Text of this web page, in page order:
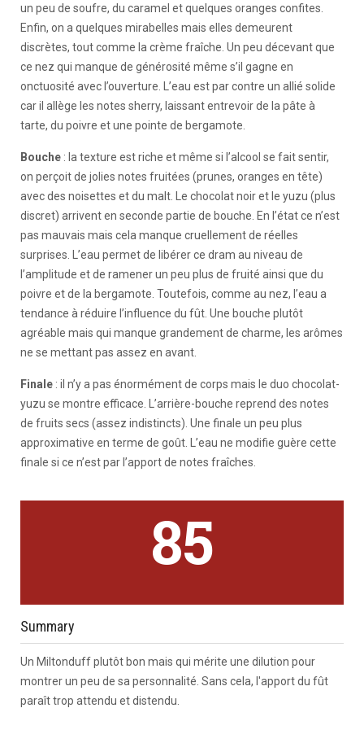
un peu de soufre, du caramel et quelques oranges confites.
Enfin, on a quelques mirabelles mais elles demeurent
discrètes, tout comme la crème fraîche. Un peu décevant que
ce nez qui manque de générosité même s’il gagne en
onctuosité avec l’ouverture. L’eau est par contre un allié solide
car il allège les notes sherry, laissant entrevoir de la pâte à
tarte, du poivre et une pointe de bergamote.
Bouche : la texture est riche et même si l’alcool se fait sentir,
on perçoit de jolies notes fruitées (prunes, oranges en tête)
avec des noisettes et du malt. Le chocolat noir et le yuzu (plus
discret) arrivent en seconde partie de bouche. En l’état ce n’est
pas mauvais mais cela manque cruellement de réelles
surprises. L’eau permet de libérer ce dram au niveau de
l’amplitude et de ramener un peu plus de fruité ainsi que du
poivre et de la bergamote. Toutefois, comme au nez, l’eau a
tendance à réduire l’influence du fût. Une bouche plutôt
agréable mais qui manque grandement de charme, les arômes
ne se mettant pas assez en avant.
Finale : il n’y a pas énormément de corps mais le duo chocolat-
yuzu se montre efficace. L’arrière-bouche reprend des notes
de fruits secs (assez indistincts). Une finale un peu plus
approximative en terme de goût. L’eau ne modifie guère cette
finale si ce n’est par l’apport de notes fraîches.
85
Summary
Un Miltonduff plutôt bon mais qui mérite une dilution pour
montrer un peu de sa personnalité. Sans cela, l'apport du fût
paraît trop attendu et distendu.